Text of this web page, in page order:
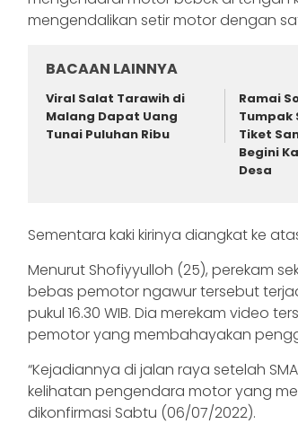
mengendalikan setir motor dengan
BACAAN LAINNYA
Viral Salat Tarawih di
Malang Dapat Uang
Tunai Puluhan Ribu
Ramai
Tumpak
Tiket
Begini
Desa
Sementara kaki kirinya diangkat ke
Menurut Shofiyyulloh (25), perekam
bebas pemotor ngawur tersebut
pukul 16.30 WIB. Dia merekam video
pemotor yang membahayakan
“Kejadiannya di jalan raya setelah
kelihatan pengendara motor yang
dikonfirmasi Sabtu (06/07/2022).